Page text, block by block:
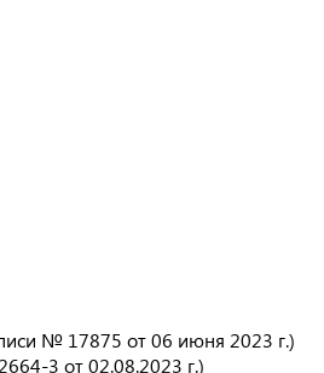
№ 17875 от 06 июня 2023 г.)
3 от 02.08.2023 г.)